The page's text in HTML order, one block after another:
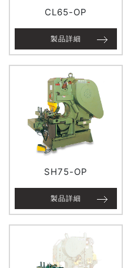
CL65-OP
製品詳細
SH75-OP
製品詳細